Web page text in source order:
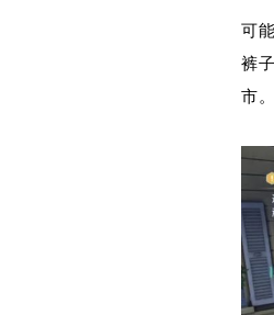
可
裤
市。